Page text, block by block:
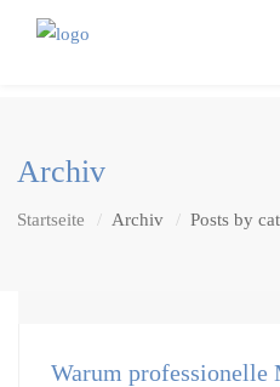
Archiv
Startseite Archiv Posts by
Warum professionelle